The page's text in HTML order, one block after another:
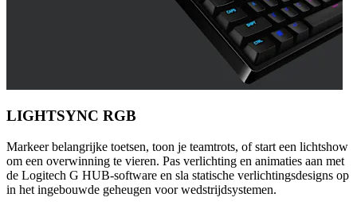
LIGHTSYNC RGB
Markeer belangrijke toetsen, toon je teamtrots, of start een lichtshow
om een overwinning te vieren. Pas verlichting en animaties aan met
de Logitech G HUB-software en sla statische verlichtingsdesigns op
in het ingebouwde geheugen voor wedstrijdsystemen.